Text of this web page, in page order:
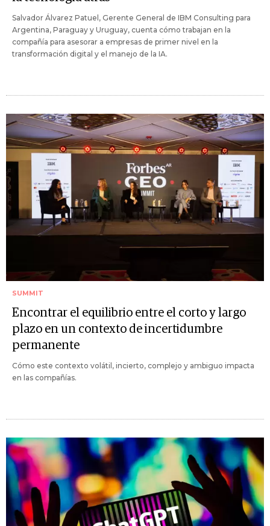
Salvador Álvarez Patuel, Gerente General de IBM Consulting para
Argentina, Paraguay y Uruguay, cuenta cómo trabajan en la
compañía para asesorar a empresas de primer nivel en la
transformación digital y el manejo de la IA.
SUMMIT
Encontrar el equilibrio entre el corto y largo
plazo en un contexto de incertidumbre
permanente
Cómo este contexto volátil, incierto, complejo y ambiguo impacta
en las compañías.